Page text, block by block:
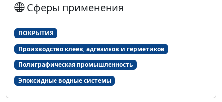
Сферы применения
ПОКРЫТИЯ
Производство клеев, адгезивов и герметиков
Полиграфическая промышленность
Эпоксидные водные системы